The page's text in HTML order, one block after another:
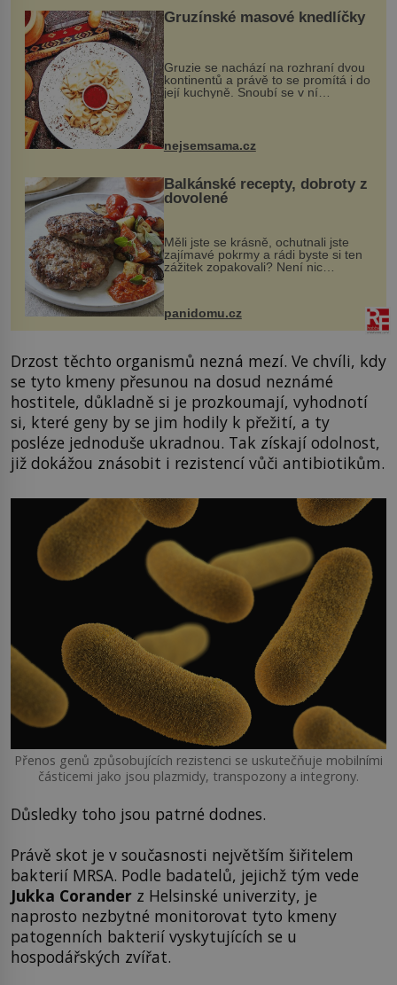
Gruzínské masové knedlíčky
Gruzie se nachází na rozhraní dvou
kontinentů a právě to se promítá i do
její kuchyně. Snoubí se v ní
evropské a asijské chutě a díky tomu
vznikají rozmanité a chuťově bohaté
pokrmy, které rozhodně st...
nejsemsama.cz
Balkánské recepty, dobroty z
dovolené
Měli jste se krásně, ochutnali jste
zajímavé pokrmy a rádi byste si ten
zážitek zopakovali? Není nic
snazšího. Pljeskavica (10 porcí)
Možná jste ji ochutnali na dovolené v
panidomu.cz
Drzost těchto organismů nezná mezí. Ve chvíli, kdy
se tyto kmeny přesunou na dosud neznámé
hostitele, důkladně si je prozkoumají, vyhodnotí
si, které geny by se jim hodily k přežití, a ty
posléze jednoduše ukradnou. Tak získají odolnost,
již dokážou znásobit i rezistencí vůči antibiotikům.
Přenos genů způsobujících rezistenci se uskutečňuje mobilními
částicemi jako jsou plazmidy, transpozony a integrony.
Důsledky toho jsou patrné dodnes.
Právě skot je v současnosti největším šiřitelem
bakterií MRSA. Podle badatelů, jejichž tým vede
Jukka Corander z Helsinské univerzity, je
naprosto nezbytné monitorovat tyto kmeny
patogenních bakterií vyskytujících se u
hospodářských zvířat.